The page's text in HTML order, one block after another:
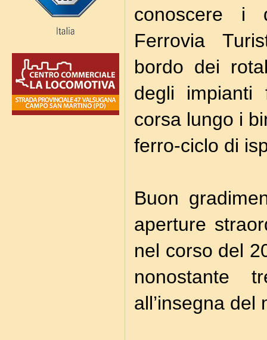
conoscere i
Ferrovia
bordo dei
degli
corsa lungo i
ferro-ciclo di
Buon
aperture
nel corso del
nonostante
all’insegna del